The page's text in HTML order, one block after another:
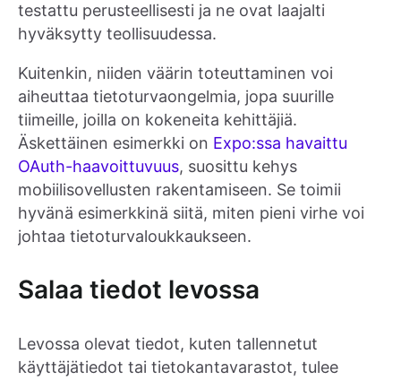
testattu perusteellisesti ja ne ovat laajalti
hyväksytty teollisuudessa.
Kuitenkin, niiden väärin toteuttaminen voi
aiheuttaa tietoturvaongelmia, jopa suurille
tiimeille, joilla on kokeneita kehittäjiä.
Äskettäinen esimerkki on Expo:ssa havaittu
OAuth-haavoittuvuus, suosittu kehys
mobiilisovellusten rakentamiseen. Se toimii
hyvänä esimerkkinä siitä, miten pieni virhe voi
johtaa tietoturvaloukkaukseen.
Salaa tiedot levossa
Levossa olevat tiedot, kuten tallennetut
käyttäjätiedot tai tietokantavarastot, tulee